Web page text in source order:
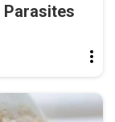
Parasites